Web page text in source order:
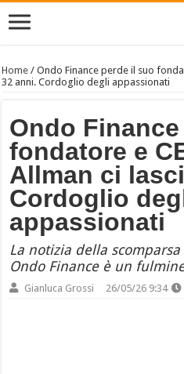
Home /Ondo Finance perde il suo
32 anni. Cordoglio degli appassionati
Ondo
fondatore e
Allman ci
Cordoglio
appassionati
La notizia della
Ondo Finance è un
Gianluca Grossi 26/05/26 9:34